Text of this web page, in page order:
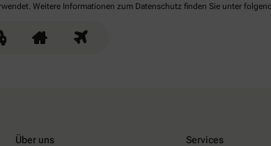
Weitere Informationen zum Datenschutz finden Sie unter
Über uns Services